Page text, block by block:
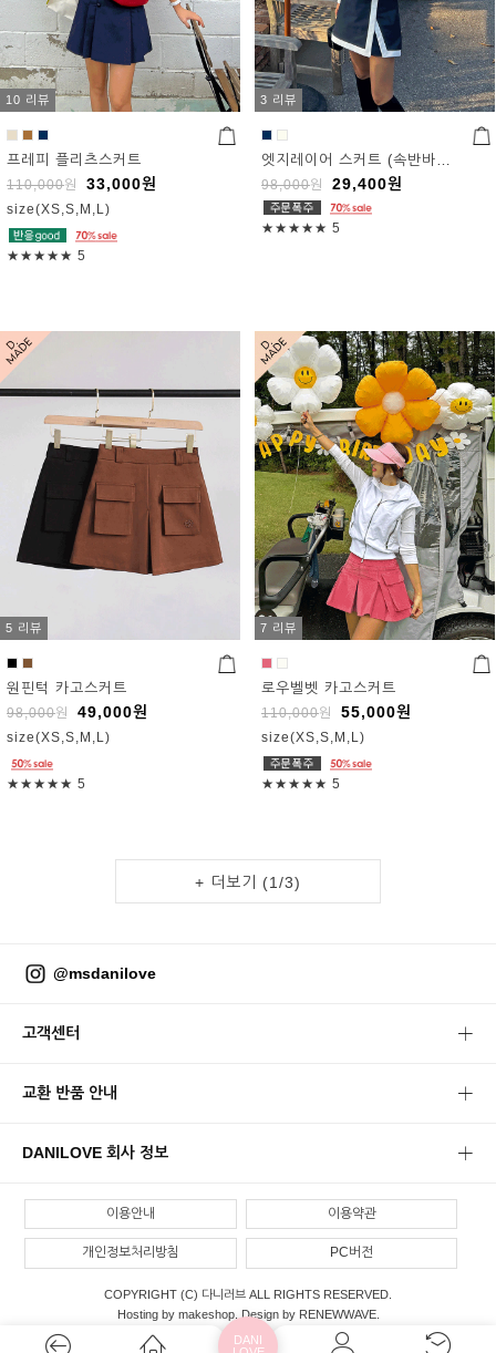
10 리뷰
프레피 플리츠스커트
110,000원 33,000원
size(XS,S,M,L)
★★★★★ 5
3 리뷰
엣지레이어 스커트 (속반바지 포함)
98,000원 29,400원
★★★★★ 5
5 리뷰
원핀턱 카고스커트
98,000원 49,000원
size(XS,S,M,L)
★★★★★ 5
7 리뷰
로우벨벳 카고스커트
110,000원 55,000원
size(XS,S,M,L)
★★★★★ 5
+ 더보기 (1 /3)
DANI
@msdanilove
고객센터
교환 반품 안내
DANILOVE 회사 정보
이용안내 이용약관
개인정보처리방침 PC버전
COPYRIGHT (C) 다니러브 ALL RIGHTS RESERVED.
Hosting by makeshop. Design by RENEWWAVE.